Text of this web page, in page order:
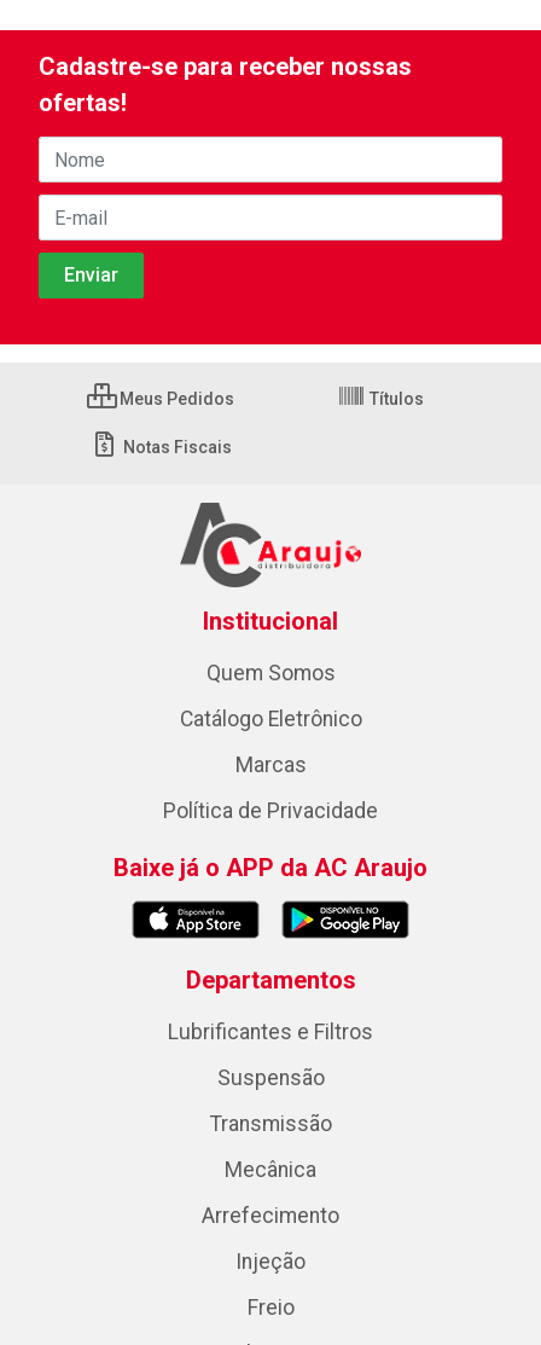
Cadastre-se para receber nossas
ofertas!
Meus Pedidos Títulos
Notas Fiscais
Institucional
Quem Somos
Catálogo Eletrônico
Marcas
Política de Privacidade
Baixe já o APP da AC Araujo
Departamentos
Lubrificantes e Filtros
Suspensão
Transmissão
Mecânica
Arrefecimento
Injeção
Freio